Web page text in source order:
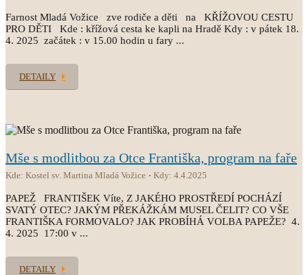
Farnost Mladá Vožice zve rodiče a děti na KŘÍŽOVOU CESTU
PRO DĚTI Kde : křížová cesta ke kapli na Hradě Kdy : v pátek 18.
4. 2025 začátek : v 15.00 hodin u fary ...
DETAILY
Mše s modlitbou za Otce Františka, program na faře
Kde: Kostel sv. Martina Mladá Vožice Kdy: 4.4.2025
PAPEŽ FRANTIŠEK Víte, Z JAKÉHO PROSTŘEDÍ POCHÁZÍ
SVATÝ OTEC? JAKÝM PŘEKÁŽKÁM MUSEL ČELIT? CO VŠE
FRANTIŠKA FORMOVALO? JAK PROBÍHÁ VOLBA PAPEŽE? 4.
4. 2025 17:00 v ...
DETAILY